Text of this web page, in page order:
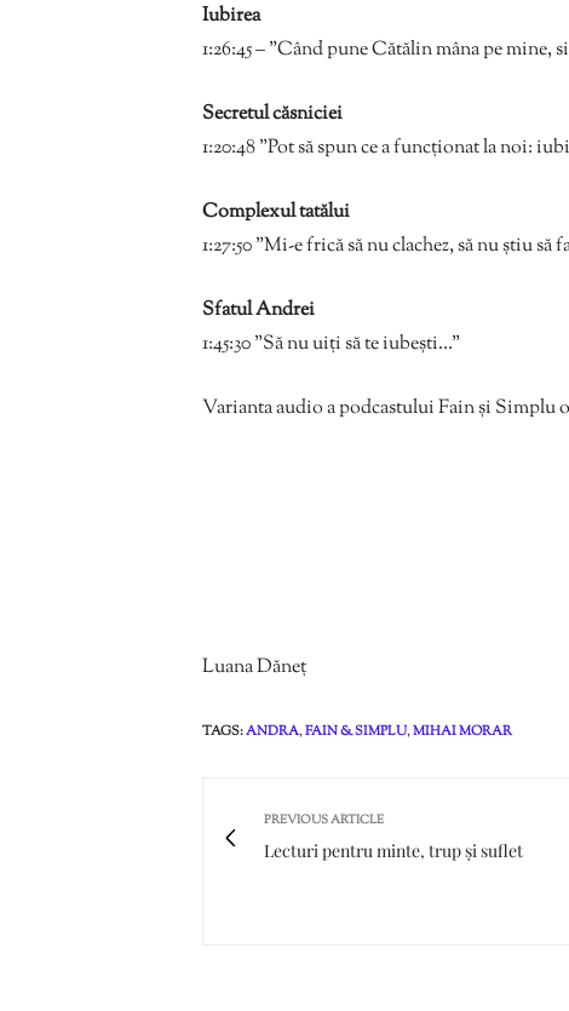
Iubirea
1:26:45 – ”Când pune Cătălin mâna pe mine,
Secretul căsniciei
1:20:48 ”Pot să spun ce a funcționat la noi:
Complexul tatălui
1:27:50 ”Mi-e frică să nu clachez, să nu știu să
Sfatul Andrei
1:45:30 ”Să nu uiți să te iubești…”
Varianta audio a podcastului Fain și Simplu
Luana Dăneț
TAGS:ANDRA,FAIN & SIMPLU,MIHAI MORAR
PREVIOUS ARTICLE
Lecturi pentru minte, trup și suflet